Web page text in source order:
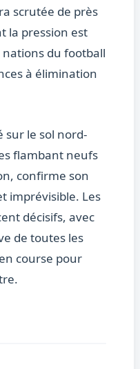
scrutée de près
la pression est
du football
à élimination
sur le sol nord-
flambant neufs
confirme son
imprévisible. Les
décisifs, avec
de toutes les
course pour